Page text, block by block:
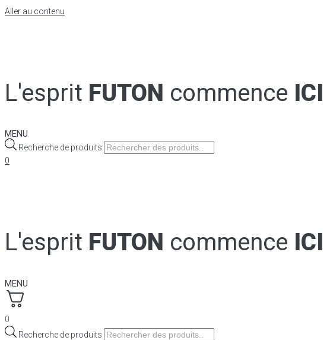
Aller au contenu
L'esprit FUTON commence ICI
MENU
Recherche de produits
0
L'esprit FUTON commence ICI
MENU
0
Recherche de produits